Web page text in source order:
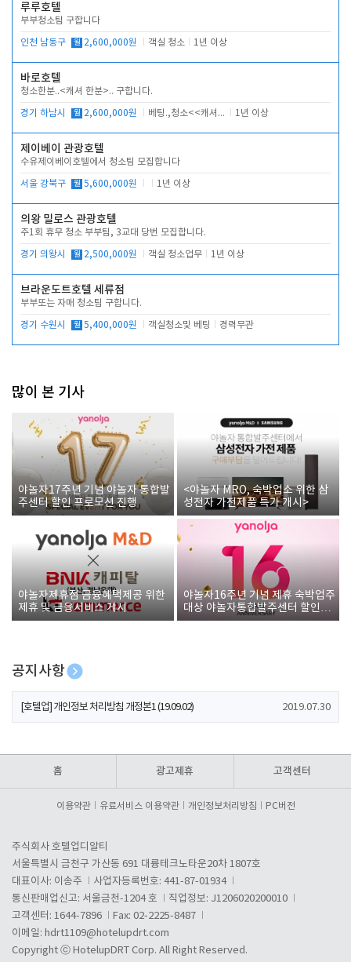
루루호텔
부부청소팀 구합니다
인천 남동구 월 2,600,000원 객실 청소 1년 이상
바로호텔
청소한분..<캐셔 한분>.. 구합니다.
경기 하남시 월 2,600,000원 베팅.,청소<<캐셔 모셔봅니다. 1년 이상
제이베이 관광호텔
수유제이베이호텔에서 청소팀 모집합니다
서울 강북구 월 5,600,000원 1년 이상
의왕 밀로스 관광호텔
주1회 휴무 청소 부부팀, 3교대 당번 모집합니다.
경기 의왕시 월 2,500,000원 객실 청소업무 1년 이상
브라운도트호텔 세류점
부부또는 자매 청소팀 구합니다.
경기 수원시 월 5,400,000원 객실청소및 베팅 경력무관
많이 본 기사
야놀자17주년 기념 야놀자 통합발
주센터 할인 프로모션 진행
<야놀자 MRO, 숙박업소 위한 삼
성전자 가전제품 특가 개시>
야놀자제휴점 금융혜택제공 위한
제휴 및 금융서비스 게시
야놀자16주년 기념 제휴 숙박업주
대상 야놀자통합발주센터 할인쿠
폰 증정
공지사항
[호텔업] 개인정보 처리방침 개정본2 (19.09.02)
[호텔업] 개인정보 처리방침 개정본1 (19.09.02) 2019.07.30
홈 광고제휴 고객센터
이용약관 유료서비스 이용약관 개인정보처리방침 PC버전
주식회사 호텔업디알티
서울특별시 금천구 가산동 691 대륭테크노타운20차 1807호
대표이사: 이송주
사업자등록번호: 441-87-01934
통신판매업신고: 서울금천-1204 호
직업정보: J1206020200010
고객센터: 1644-7896
Fax: 02-2225-8487
이메일: hdrt1109@hotelupdrt.com
Copyright ⓒ HotelupDRT Corp. All Right Reserved.